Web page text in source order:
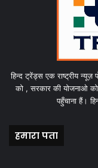
हिन्द ट्रेंड्स एक राष्ट्रीय न्यूज़
को , सरकार की योजनाओ
पहुँचाना हैं।
हमारा पता